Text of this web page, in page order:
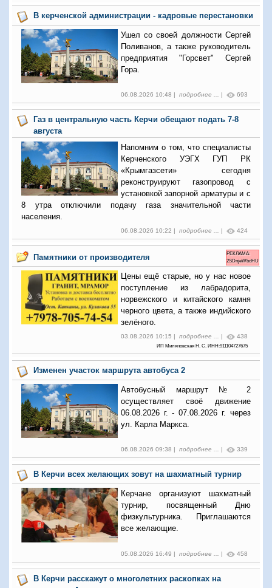
В керченской администрации - кадровые перестановки
Ушел со своей должности Сергей
Поливанов, а также руководитель
предприятия "Горсвет" Сергей
Гора.
06.08.2026 10:48 | подробнее ... | 693
Газ в центральную часть Керчи обещают подать 7-8
августа
Напомним о том, что специалисты
Керченского УЭГХ ГУП РК
«Крымгазсети» сегодня
реконструируют газопровод с
установкой запорной арматуры и с
8 утра отключили подачу газа значительной части
населения.
06.08.2026 10:22 | подробнее ... | 424
Памятники от производителя
РЕКЛАМА:
2SDnjeWbdHU
Цены ещё старые, но у нас новое
поступление из лабрадорита,
норвежского и китайского камня
черного цвета, а также индийского
зелёного.
03.08.2026 10:15 | подробнее ... | 438
ИП Миляновская Н. С. ИНН:911104727675
Изменен участок маршрута автобуса 2
Автобусный маршрут № 2
осуществляет своё движение
06.08.2026 г. - 07.08.2026 г. через
ул. Карла Маркса.
06.08.2026 09:38 | подробнее ... 339
В Керчи всех желающих зовут на шахматный турнир
Керчане организуют шахматный
турнир, посвященный Дню
физкультурника. Приглашаются
все желающие.
05.08.2026 16:49 | подробнее ... | 458
В Керчи расскажут о многолетних раскопках на